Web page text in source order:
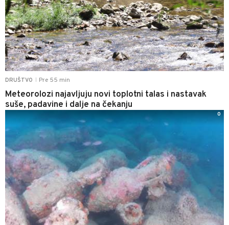
DRUŠTVO Pre 55 min
Meteorolozi najavljuju novi toplotni talas i nastavak
suše, padavine i dalje na čekanju
0